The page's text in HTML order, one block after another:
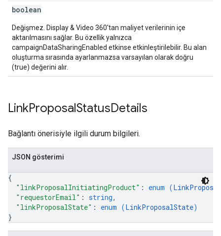
boolean
Değişmez. Display & Video 360'tan maliyet verilerinin içe
aktarılmasını sağlar. Bu özellik yalnızca
campaignDataSharingEnabled etkinse etkinleştirilebilir. Bu alan
oluşturma sırasında ayarlanmazsa varsayılan olarak doğru
(true) değerini alır.
LinkProposalStatusDetails
Bağlantı önerisiyle ilgili durum bilgileri.
JSON gösterimi
{
"linkProposalInitiatingProduct" : enum (
"requestorEmail" : string,
"linkProposalState" : enum (LinkProposalState)
}